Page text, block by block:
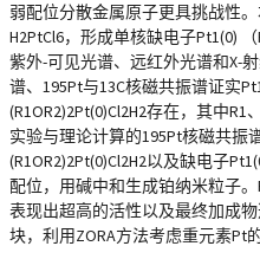
弱配位分散金属原子更具挑战性。
H2PtCl6，形成单核缺电子Pt1(0)
紫外-可见光谱、远红外光谱和X-
谱、195Pt与13C核磁共振谱证实
(R1OR2)2Pt(0)Cl2H2存在，其中
实验与理论计算的195Pt核磁共振
(R1OR2)2Pt(0)Cl2H2以及缺电子
配位，用碱中和生成铂纳米粒子。
表现出超高的活性以及最终加成物
块，利用ZORA方法考虑重元素Pt